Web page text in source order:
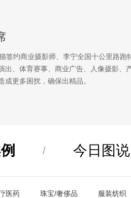
签约商业摄影师、李宁全国十公里路跑
出、体育赛事、商业广告、人像摄影、
成更多困扰，确保出精品。
/ 今日图说
医药 珠宝/奢侈品 服装纺织